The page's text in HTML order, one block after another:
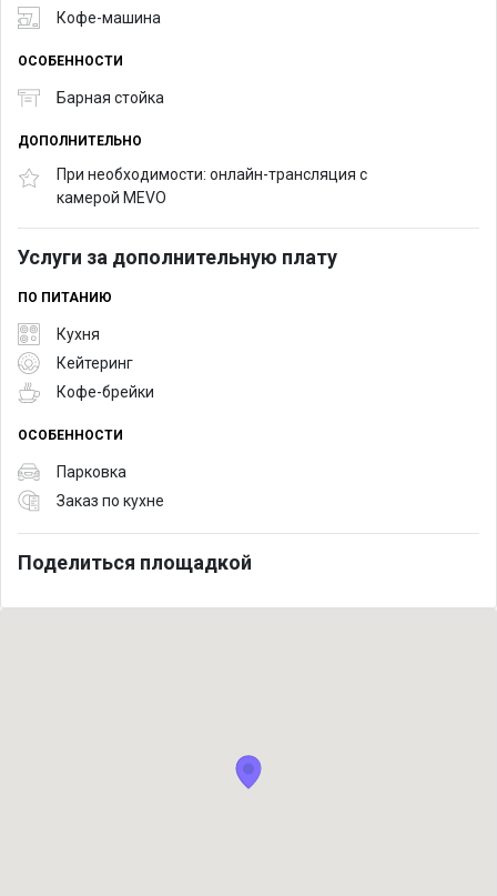
Кофе-машина
ОСОБЕННОСТИ
Барная стойка
ДОПОЛНИТЕЛЬНО
При необходимости: онлайн-трансляция с
камерой MEVO
Услуги за дополнительную плату
ПО ПИТАНИЮ
Кухня
Кейтеринг
Кофе-брейки
ОСОБЕННОСТИ
Парковка
Заказ по кухне
Поделиться площадкой